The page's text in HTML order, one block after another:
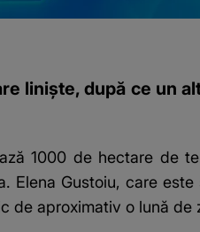
liniște, după ce un
1000 de hectare de
Elena Gustoiu, care
de aproximativ o lună de